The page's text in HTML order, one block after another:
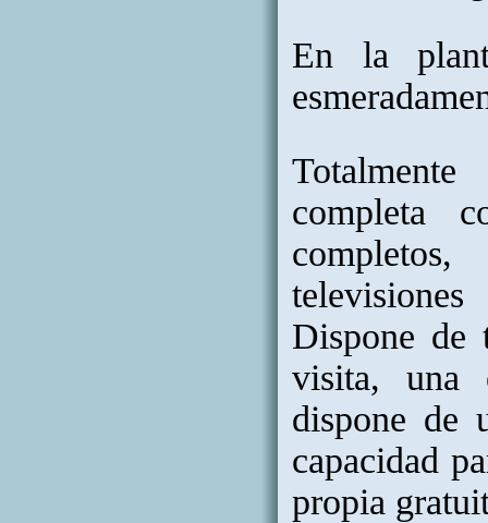
En la
Totalmente
completa
Dispone de
visita, una
dispone de
capacidad
propia